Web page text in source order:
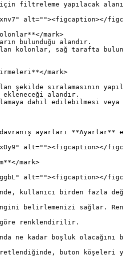
filtreleme yapılacak
alt=""><figcaption></
mark>
bulunduğu alandır.
kolonlar, sağ tarafta
mark>
şekilde sıralamasının
alandır.
dahil edilebilmesi
ayarları **Ayarlar**
alt=""><figcaption></
mark>
alt=""><figcaption></
kullanıcı birden fazla
belirlemenizi sağlar.
renklendirilir.
ne kadar boşluk
buton köşeleri